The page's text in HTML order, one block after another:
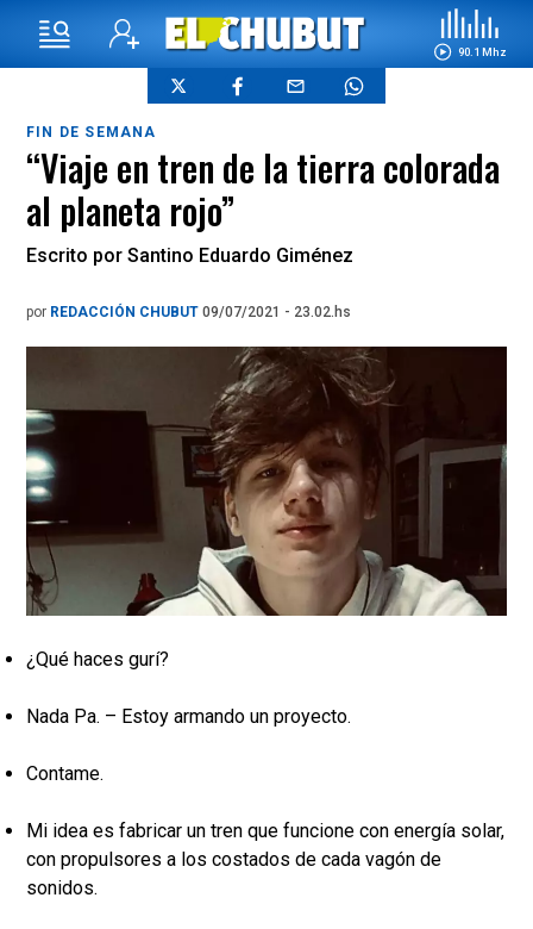
90.1 Mhz
FIN DE SEMANA
“Viaje en tren de la tierra colorada
al planeta rojo”
Escrito por Santino Eduardo Giménez
por REDACCIÓN CHUBUT 09/07/2021 - 23.02.hs
¿Qué haces gurí?
Nada Pa. – Estoy armando un proyecto.
Contame.
Mi idea es fabricar un tren que funcione con energía solar,
con propulsores a los costados de cada vagón de
sonidos.